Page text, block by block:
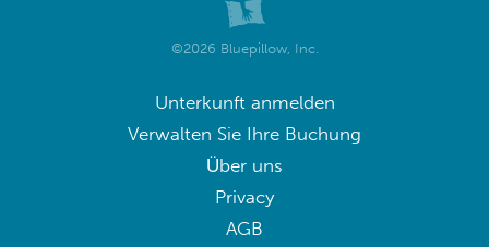
©2026 Bluepillow, Inc.
Unterkunft anmelden
Verwalten Sie Ihre Buchung
Über uns
Privacy
AGB